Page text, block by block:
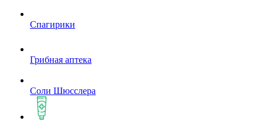
Спагирики
Грибная аптека
Соли Шюсслера